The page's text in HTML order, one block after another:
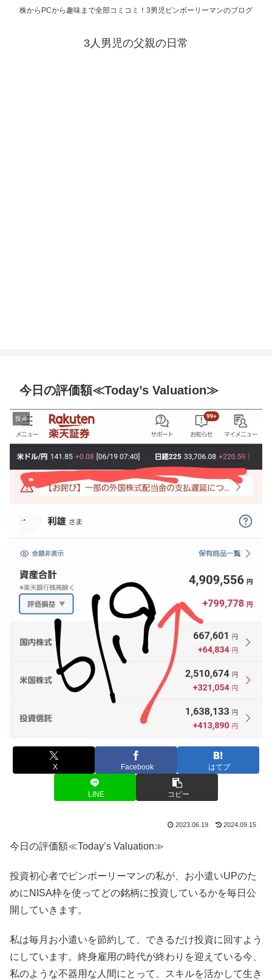
株からPCから趣味まで全部コミコミ！3男児ビンボーリーマンのブログ
3人男児の父親の日常
今日の評価額≪Today’s Valuation≫
投資
X Facebook はてブ
LINE コピー
2023.06.19 2024.09.15
今日の評価額≪Today’s Valuation≫
投資初心者でビンボーリーマンの私が、お小遣いUPのた
めにNISA枠を使ってどの銘柄に投資しているかを毎日公
開していきます。
私は毎月お小遣いを節約して、できるだけ投資に回すよう
にしています。終身雇用の時代が終わりを迎えている今、
私のような不器用な人間にとって、スキルを活かして生き